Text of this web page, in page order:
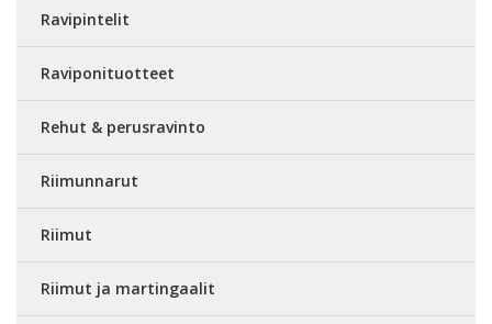
Ravipintelit
Raviponituotteet
Rehut & perusravinto
Riimunnarut
Riimut
Riimut ja martingaalit